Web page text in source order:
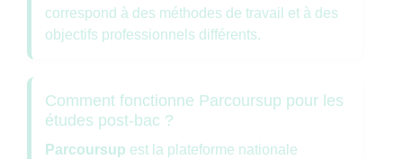
correspond à des méthodes de travail et à des
objectifs professionnels différents.
Comment fonctionne Parcoursup pour les
études post-bac ?
Parcoursup est la plateforme nationale